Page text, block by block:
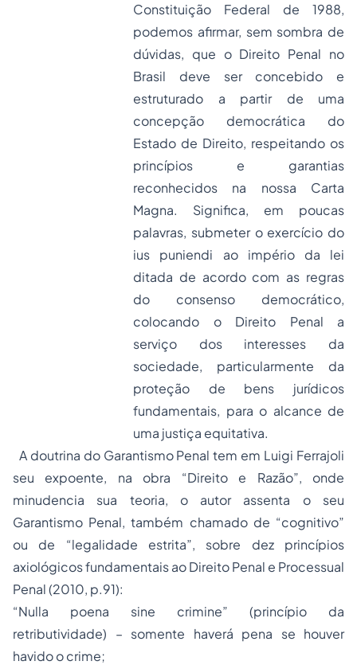
Constituição Federal de 1988,
podemos afirmar, sem sombra de
dúvidas, que o Direito Penal no
Brasil deve ser concebido e
estruturado a partir de uma
concepção democrática do
Estado de Direito, respeitando os
princípios e garantias
reconhecidos na nossa Carta
Magna. Significa, em poucas
palavras, submeter o exercício do
ius puniendi ao império da lei
ditada de acordo com as regras
do consenso democrático,
colocando o Direito Penal a
serviço dos interesses da
sociedade, particularmente da
proteção de bens jurídicos
fundamentais, para o alcance de
uma justiça equitativa.
A doutrina do Garantismo Penal tem em Luigi Ferrajoli
seu expoente, na obra “Direito e Razão”, onde
minudencia sua teoria, o autor assenta o seu
Garantismo Penal, também chamado de “cognitivo”
ou de “legalidade estrita”, sobre dez princípios
axiológicos fundamentais ao Direito Penal e Processual
Penal (2010, p.91):
“Nulla poena sine crimine” (princípio da
retributividade) – somente haverá pena se houver
havido o crime;